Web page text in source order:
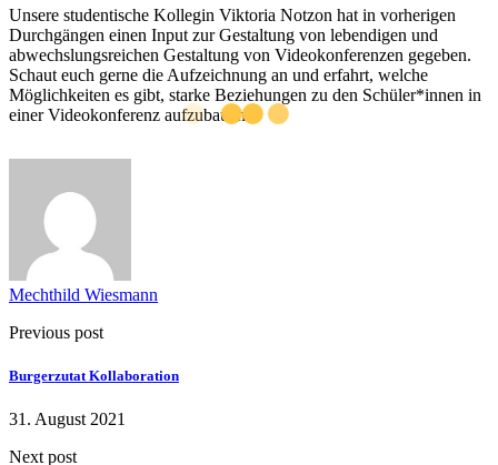
Unsere studentische Kollegin Viktoria Notzon hat in vorherigen
Durchgängen einen Input zur Gestaltung von lebendigen und
abwechslungsreichen Gestaltung von Videokonferenzen gegeben.
Schaut euch gerne die Aufzeichnung an und erfahrt, welche
Möglichkeiten es gibt, starke Beziehungen zu den Schüler*innen in
einer Videokonferenz aufzubauen.
Mechthild Wiesmann
Previous post
Burgerzutat Kollaboration
31. August 2021
Next post